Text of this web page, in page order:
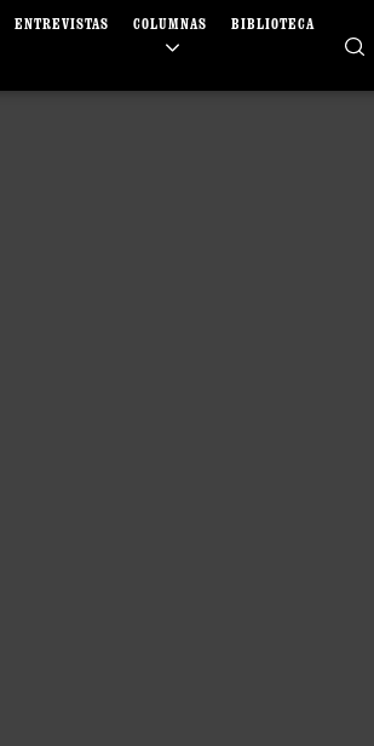
ENTREVISTAS COLUMNAS BIBLIOTECA